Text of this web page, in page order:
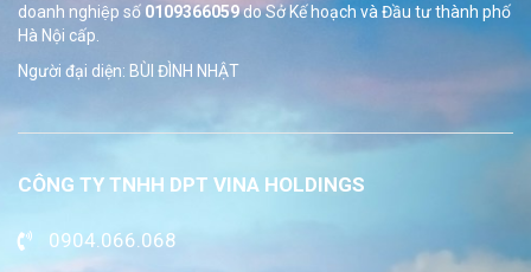
doanh nghiệp số 0109366059do SởKế hoạch và Đầu tư thành phố
Hà Nội cấp.
Người đại diện: BÙI ĐÌNH NHẬT
CÔNG TY TNHH DPT VINA HOLDINGS
0904.066.068